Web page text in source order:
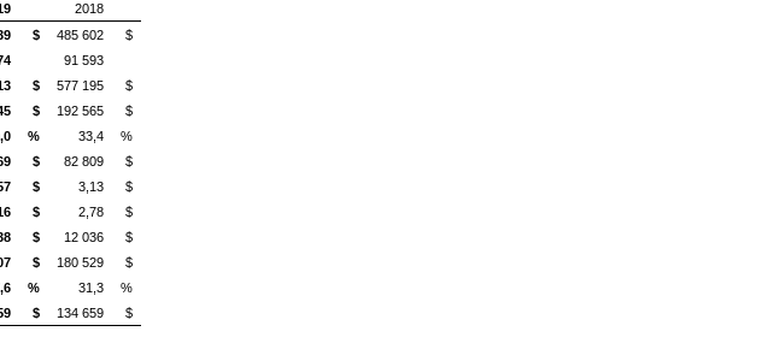
2018
$ 485 602
$
91 593
$ 577 195
$
$ 192 565
$
% 33,4
%
$ 82 809
$
$ 3,13
$
$ 2,78
$
$ 12 036
$
$ 180 529
$
% 31,3
%
$ 134 659 $